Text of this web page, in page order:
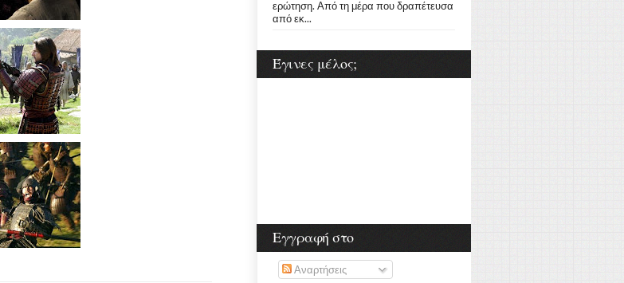
ερώτηση. Από τη μέρα που δραπέτευσα
από εκ...
Έγινες μέλος;
Εγγραφή στο
Αναρτήσεις